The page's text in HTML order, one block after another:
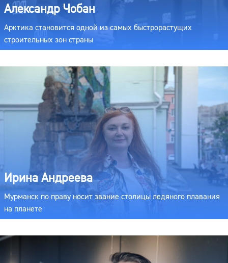
Александр Чобан
Арктика становится одной из самых быстрорастущих
строительных зон страны
Ирина Андреева
Мурманск по праву носит звание столицы ледяного плавания
на планете